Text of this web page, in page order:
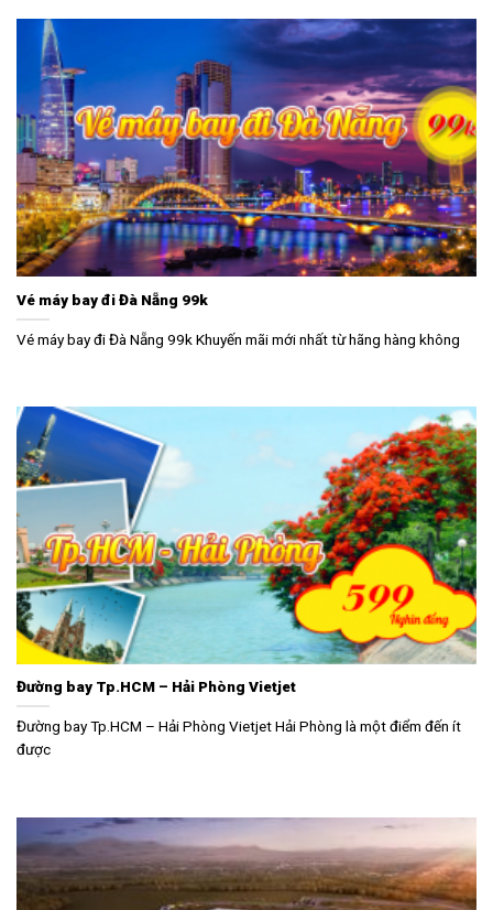
Vé máy bay đi Đà Nẵng 99k
Vé máy bay đi Đà Nẵng 99k Khuyến mãi mới nhất từ hãng hàng không
Đường bay Tp.HCM – Hải Phòng Vietjet
Đường bay Tp.HCM – Hải Phòng Vietjet Hải Phòng là một điểm đến ít
được